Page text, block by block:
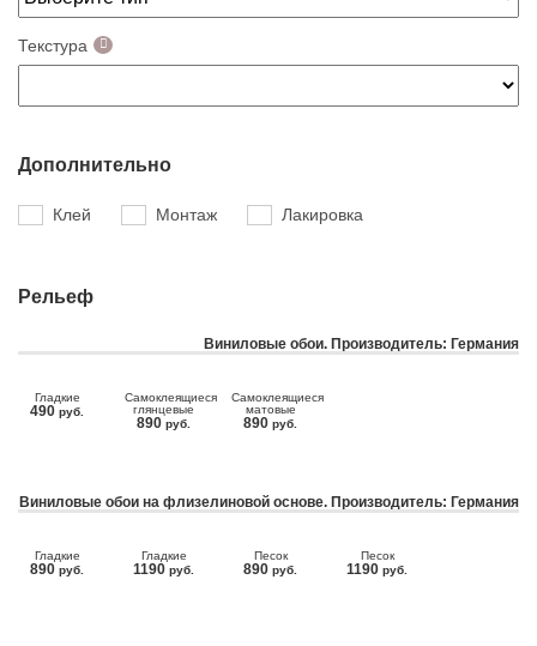
Текстура
Дополнительно
Клей Монтаж Лакировка
Рельеф
Виниловые обои. Производитель: Германия
Гладкие
490 руб.
Самоклеящиеся
глянцевые
890 руб.
Самоклеящиеся
матовые
890 руб.
Виниловые обои на флизелиновой основе. Производитель: Германия
Гладкие
890 руб.
Гладкие
1190 руб.
Песок
890 руб.
Песок
1190 руб.